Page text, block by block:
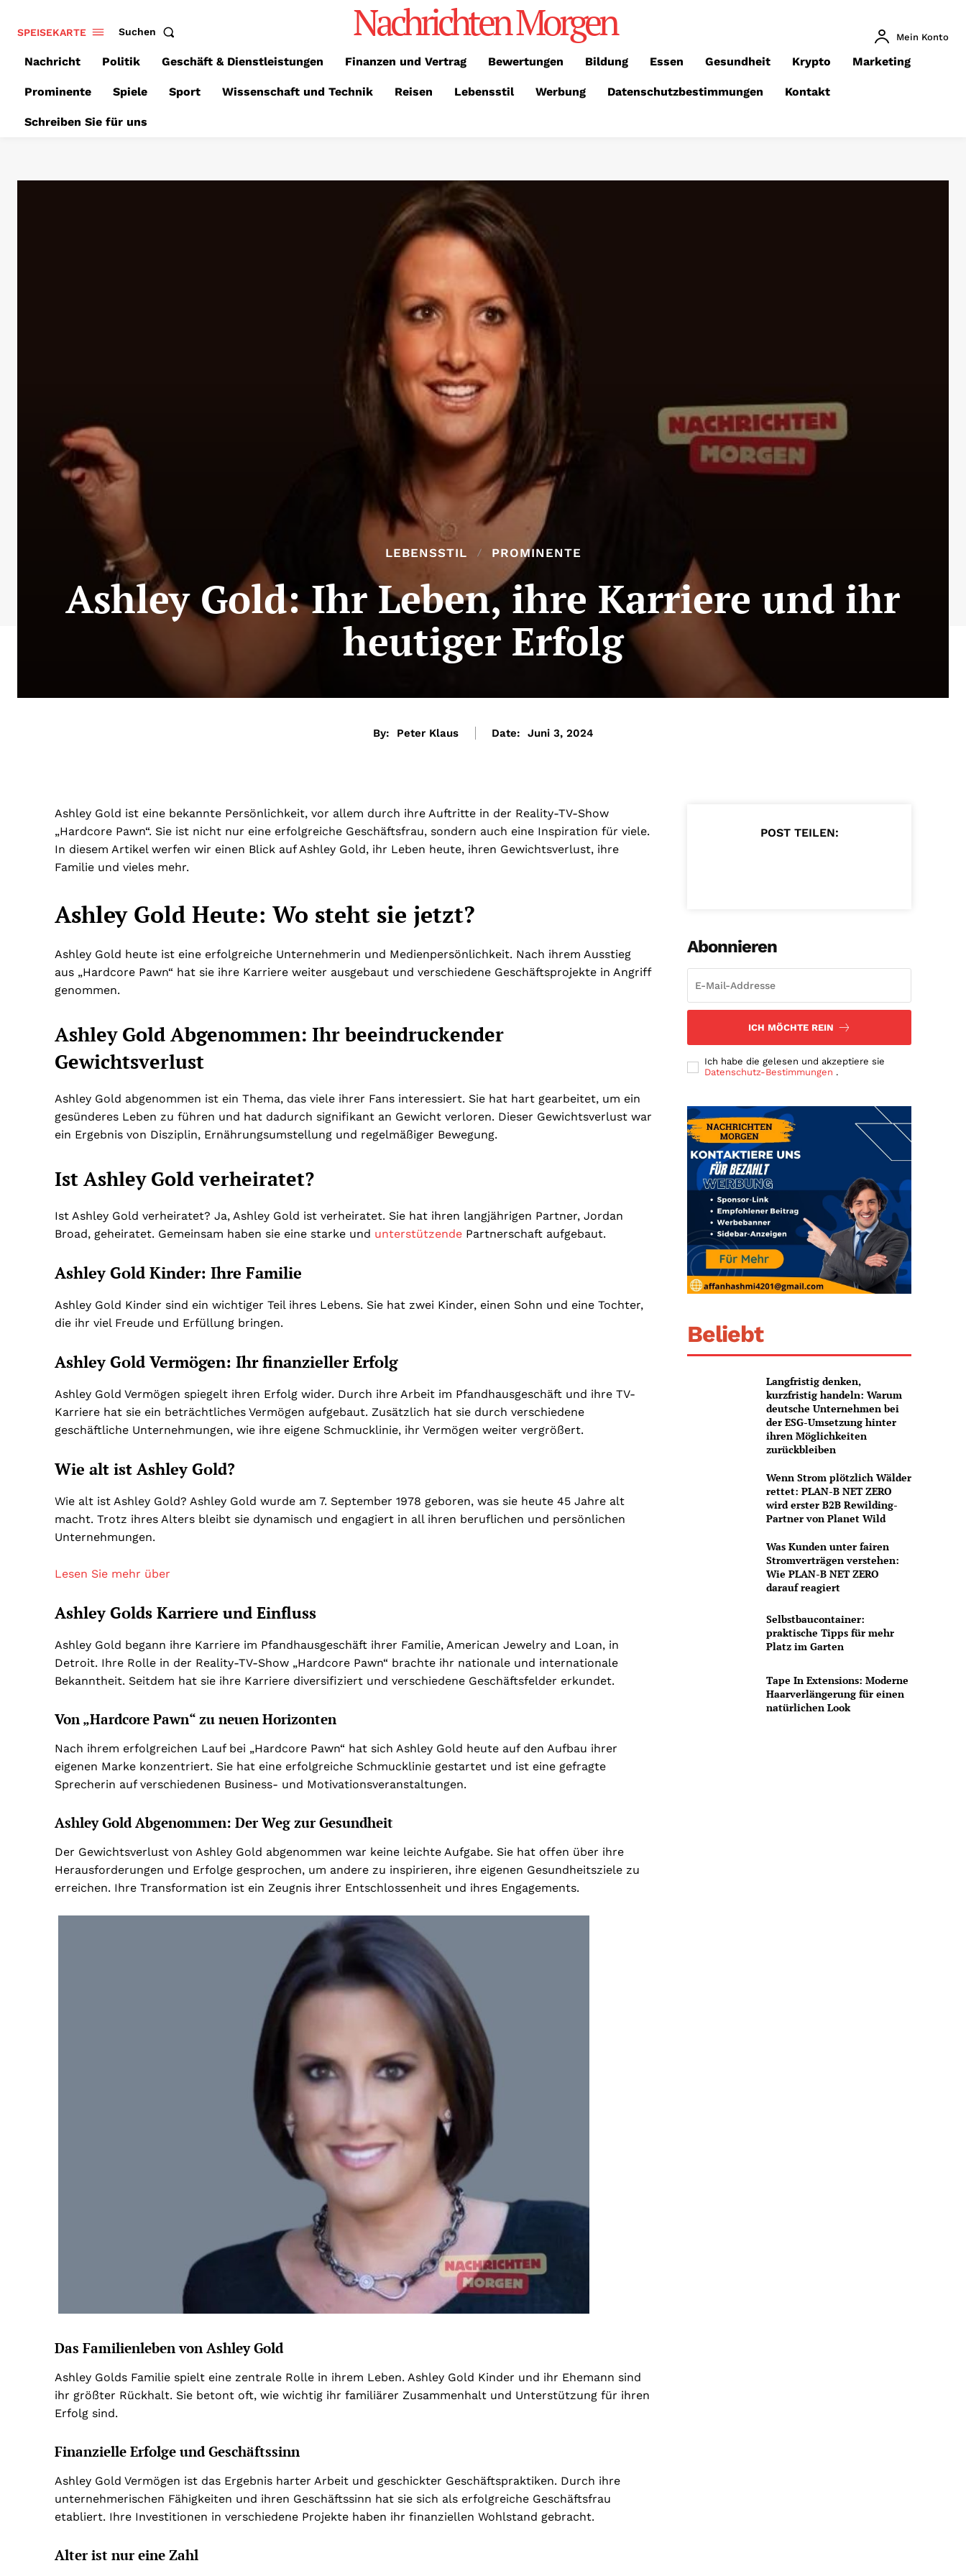
SPEISEKARTE Suchen Nachrichten Morgen Mein Konto
Nachricht Politik Geschäft & Dienstleistungen Finanzen und Vertrag Bewertungen Bildung Essen Gesundheit Krypto Marketing
Prominente Spiele Sport Wissenschaft und Technik Reisen Lebensstil Werbung Datenschutzbestimmungen Kontakt
Schreiben Sie für uns
LEBENSSTIL PROMINENTE
Ashley Gold: Ihr Leben, ihre Karriere und ihr
heutiger Erfolg
By: Peter Klaus Date: Juni 3, 2024
Ashley Gold ist eine bekannte Persönlichkeit, vor allem durch ihre Auftritte in der Reality-TV-Show
„Hardcore Pawn“. Sie ist nicht nur eine erfolgreiche Geschäftsfrau, sondern auch eine Inspiration für viele.
In diesem Artikel werfen wir einen Blick auf Ashley Gold, ihr Leben heute, ihren Gewichtsverlust, ihre
Familie und vieles mehr.
Ashley Gold Heute: Wo steht sie jetzt?
Ashley Gold heute ist eine erfolgreiche Unternehmerin und Medienpersönlichkeit. Nach ihrem Ausstieg
aus „Hardcore Pawn“ hat sie ihre Karriere weiter ausgebaut und verschiedene Geschäftsprojekte in Angriff
genommen.
Ashley Gold Abgenommen: Ihr beeindruckender
Gewichtsverlust
Ashley Gold abgenommen ist ein Thema, das viele ihrer Fans interessiert. Sie hat hart gearbeitet, um ein
gesünderes Leben zu führen und hat dadurch signifikant an Gewicht verloren. Dieser Gewichtsverlust war
ein Ergebnis von Disziplin, Ernährungsumstellung und regelmäßiger Bewegung.
Ist Ashley Gold verheiratet?
Ist Ashley Gold verheiratet? Ja, Ashley Gold ist verheiratet. Sie hat ihren langjährigen Partner, Jordan
Broad, geheiratet. Gemeinsam haben sie eine starke und unterstützende Partnerschaft aufgebaut.
Ashley Gold Kinder: Ihre Familie
Ashley Gold Kinder sind ein wichtiger Teil ihres Lebens. Sie hat zwei Kinder, einen Sohn und eine Tochter,
die ihr viel Freude und Erfüllung bringen.
Ashley Gold Vermögen: Ihr finanzieller Erfolg
Ashley Gold Vermögen spiegelt ihren Erfolg wider. Durch ihre Arbeit im Pfandhausgeschäft und ihre TV-
Karriere hat sie ein beträchtliches Vermögen aufgebaut. Zusätzlich hat sie durch verschiedene
geschäftliche Unternehmungen, wie ihre eigene Schmucklinie, ihr Vermögen weiter vergrößert.
Wie alt ist Ashley Gold?
Wie alt ist Ashley Gold? Ashley Gold wurde am 7. September 1978 geboren, was sie heute 45 Jahre alt
macht. Trotz ihres Alters bleibt sie dynamisch und engagiert in all ihren beruflichen und persönlichen
Unternehmungen.
Lesen Sie mehr über
Ashley Golds Karriere und Einfluss
Ashley Gold begann ihre Karriere im Pfandhausgeschäft ihrer Familie, American Jewelry and Loan, in
Detroit. Ihre Rolle in der Reality-TV-Show „Hardcore Pawn“ brachte ihr nationale und internationale
Bekanntheit. Seitdem hat sie ihre Karriere diversifiziert und verschiedene Geschäftsfelder erkundet.
Von „Hardcore Pawn“ zu neuen Horizonten
Nach ihrem erfolgreichen Lauf bei „Hardcore Pawn“ hat sich Ashley Gold heute auf den Aufbau ihrer
eigenen Marke konzentriert. Sie hat eine erfolgreiche Schmucklinie gestartet und ist eine gefragte
Sprecherin auf verschiedenen Business- und Motivationsveranstaltungen.
Ashley Gold Abgenommen: Der Weg zur Gesundheit
Der Gewichtsverlust von Ashley Gold abgenommen war keine leichte Aufgabe. Sie hat offen über ihre
Herausforderungen und Erfolge gesprochen, um andere zu inspirieren, ihre eigenen Gesundheitsziele zu
erreichen. Ihre Transformation ist ein Zeugnis ihrer Entschlossenheit und ihres Engagements.
Das Familienleben von Ashley Gold
Ashley Golds Familie spielt eine zentrale Rolle in ihrem Leben. Ashley Gold Kinder und ihr Ehemann sind
ihr größter Rückhalt. Sie betont oft, wie wichtig ihr familiärer Zusammenhalt und Unterstützung für ihren
Erfolg sind.
Finanzielle Erfolge und Geschäftssinn
Ashley Gold Vermögen ist das Ergebnis harter Arbeit und geschickter Geschäftspraktiken. Durch ihre
unternehmerischen Fähigkeiten und ihren Geschäftssinn hat sie sich als erfolgreiche Geschäftsfrau
etabliert. Ihre Investitionen in verschiedene Projekte haben ihr finanziellen Wohlstand gebracht.
Alter ist nur eine Zahl
POST TEILEN:
Abonnieren
ICH MÖCHTE REIN
Ich habe die gelesen und akzeptiere sie
Datenschutz-Bestimmungen .
Beliebt
Langfristig denken,
kurzfristig handeln: Warum
deutsche Unternehmen bei
der ESG-Umsetzung hinter
ihren Möglichkeiten
zurückbleiben
Wenn Strom plötzlich Wälder
rettet: PLAN-B NET ZERO
wird erster B2B Rewilding-
Partner von Planet Wild
Was Kunden unter fairen
Stromverträgen verstehen:
Wie PLAN-B NET ZERO
darauf reagiert
Selbstbaucontainer:
praktische Tipps für mehr
Platz im Garten
Tape In Extensions: Moderne
Haarverlängerung für einen
natürlichen Look